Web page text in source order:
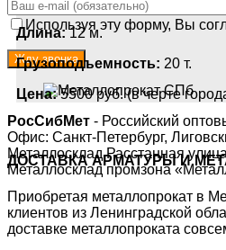
Используя эту форму, Вы
РосСибМет - Российский
Офис: Санкт-Петербург,
Металлосклад Расстанная
Металлосклад промзона
Длина:12 м.
Грузоподъемность: 20 т.
Цена:5500 руб. (в черте
ДОСТАВКА АРМАТУРЫ И
Приобретая металлопрокат в
клиентов из Ленинградской
доставке металлопроката